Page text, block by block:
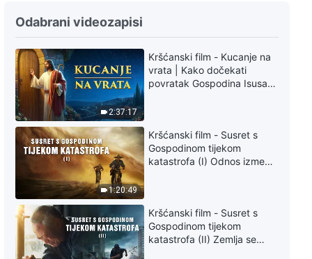
6:44
Svakodnevne riječi Božje: Tri
etape djela, Odlomak 32
9:23
Svakodnevne riječi Božje: Tri
etape djela, Odlomak 33
4:18
Svakodnevne riječi Božje: Tri
etape djela, Odlomak 34
Svakodnevne riječi Božje: Tri
etape djela, Odlomak 35
Odabrani videozapisi
2:37:17
Kršćanski film - Kucanje na
vrata | Kako dočekati
povratak Gospodina Isusa
1:20:49
Kršćanski film - Susret s
Gospodinom tijekom
katastrofa (I) Odnos između
Kršćanski film - Susret s
Gospodinom tijekom
katastrofa (II) Zemlja se